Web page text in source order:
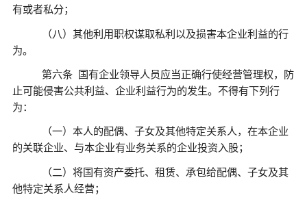
有或者私分；
（八）其他利用职权谋取私利以及损害本企业利益的行
为。
第六条
国有企业领导人员应当正确行使经营管理权，防
止可能侵害公共利益、企业利益行为的发生。不得有下列行
为：
（一）本人的配偶、子女及其他特定关系人，在本企业
的关联企业、与本企业有业务关系的企业投资入股；
（二）将国有资产委托、租赁、承包给配偶、子女及其
他特定关系人经营；